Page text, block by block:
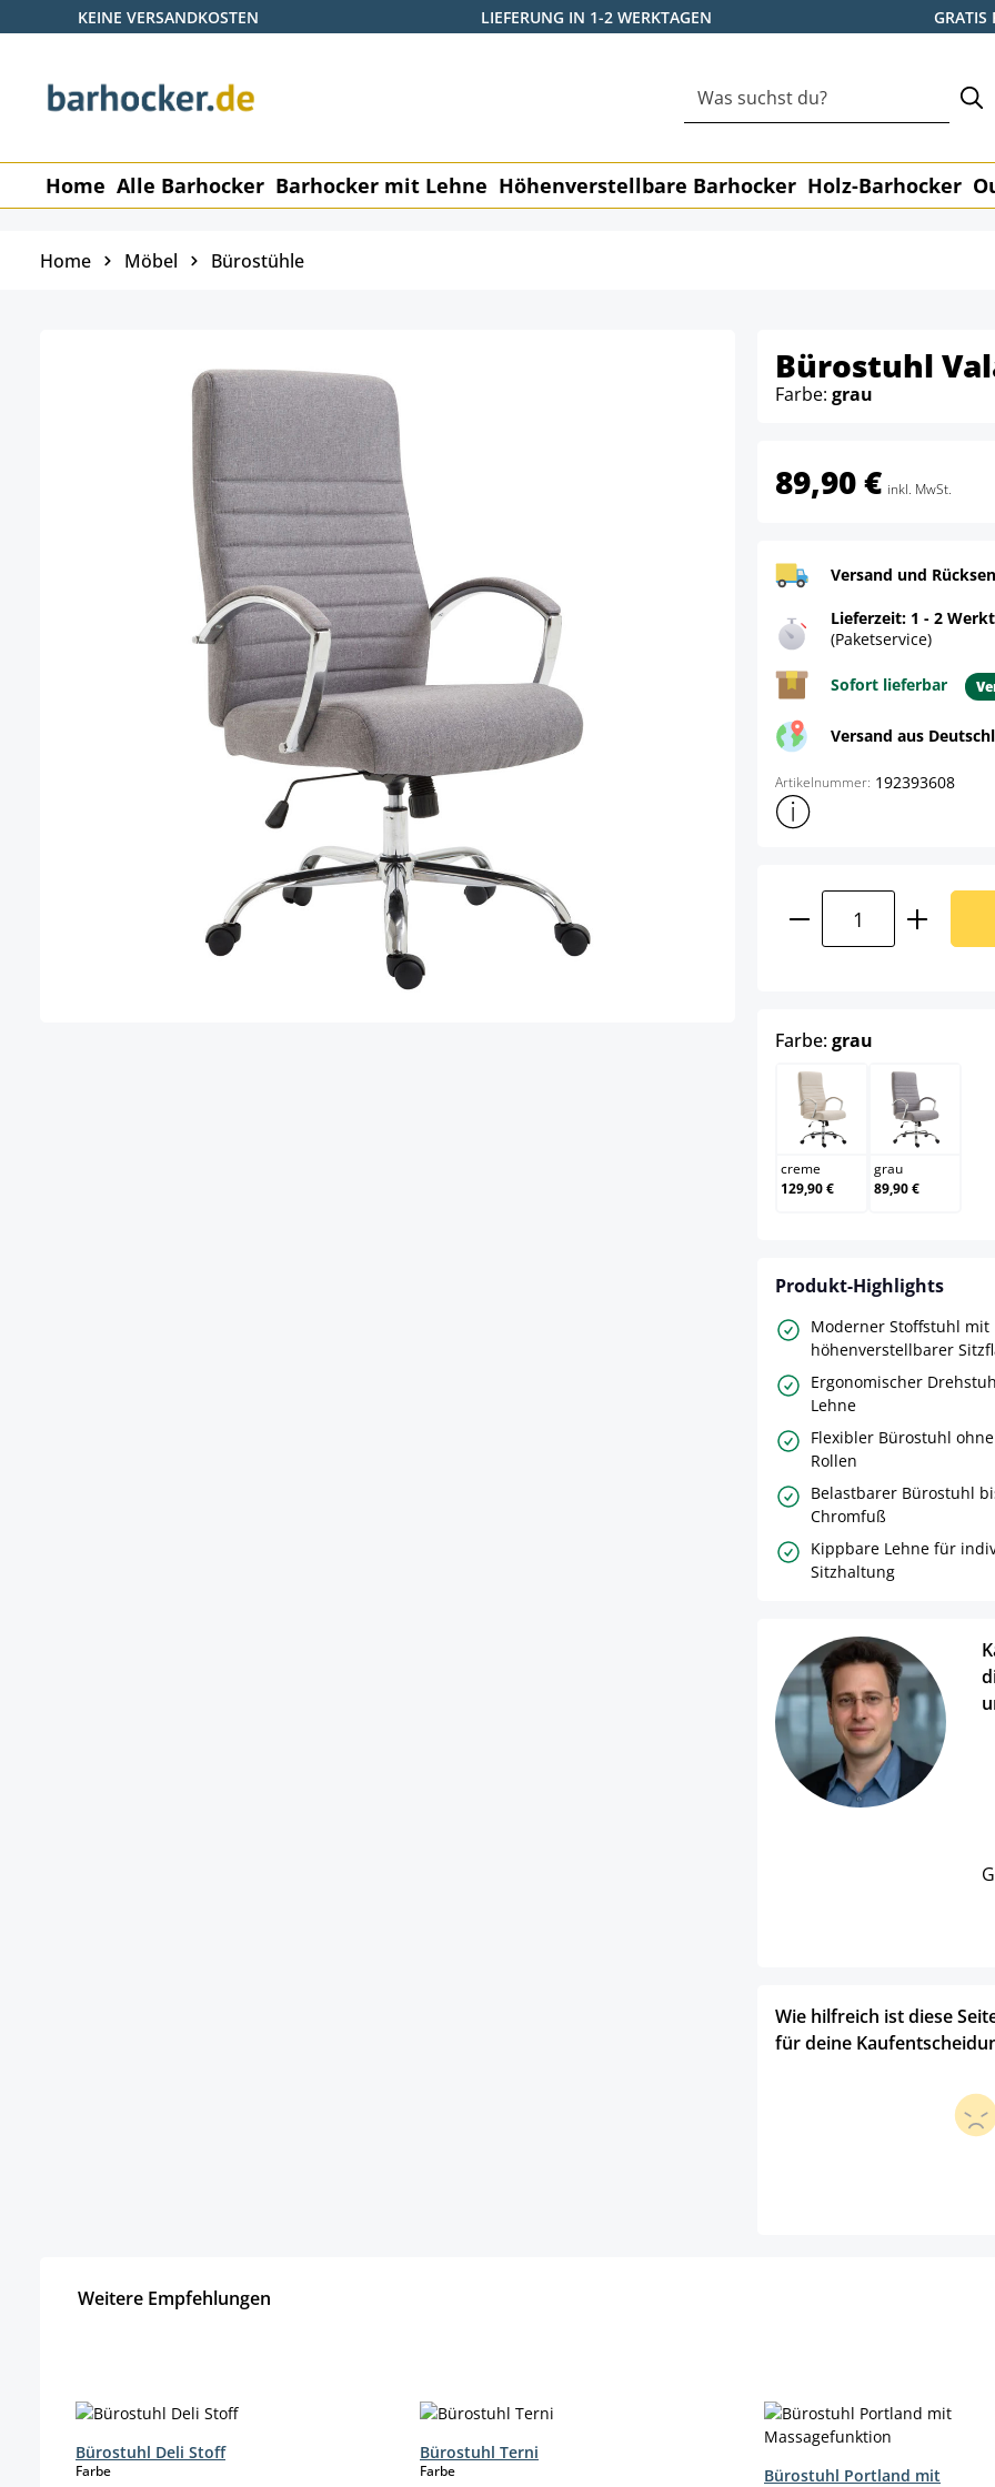
Hauptinhalt springen
Zur Suche springen
Zur Hauptnavigation springen
KEINE VERSANDKOSTEN LIEFERUNG IN 1-2 WERKTAGEN GRATIS
Home Alle Barhocker Barhocker mit Lehne Höhenverstellbare Barhocker Holz-Barhocker
Home Möbel Bürostühle
Bürostuhl
Farbe: grau
89,90 € inkl. MwSt.
Versand und
Lieferzeit: 1 - 2
(Paketservice)
Sofort lieferbar
Versand aus
Artikelnummer: 192393608
Weitere
Produkt Anzahl:
Farbe:grau
creme
creme
129,90 €
grau
grau
89,90 €
Produkt-Highlights
Moderner Stoffstuhl mit
höhenverstellbarer
Ergonomischer
Lehne
Flexibler Bürostuhl
Rollen
Belastbarer Bürostuhl
Chromfuß
Kippbare Lehne für
Sitzhaltung
Wie hilfreich ist diese
für deine
Weitere Empfehlungen
Bürostuhl Deli Stoff
Farbeauswählen
Bürostuhl Terni
Farbeauswählen
Bürostuhl Portland mit